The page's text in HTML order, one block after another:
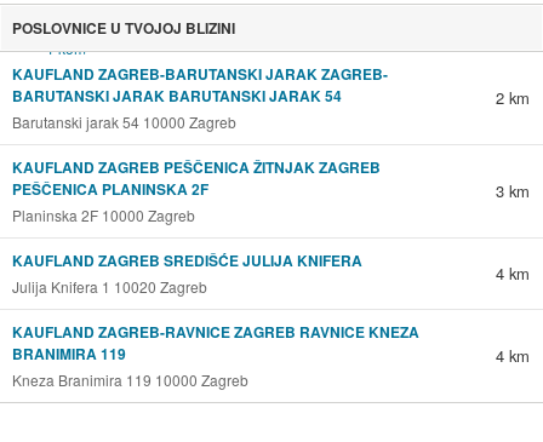
POSLOVNICE U TVOJOJ BLIZINI
KAUFLAND ZAGREB-BARUTANSKI JARAK ZAGREB-
BARUTANSKI JARAK BARUTANSKI JARAK 54
Barutanski jarak 54 10000 Zagreb
2 km
KAUFLAND ZAGREB PEŠČENICA ŽITNJAK ZAGREB
PEŠČENICA PLANINSKA 2F
Planinska 2F 10000 Zagreb
3 km
KAUFLAND ZAGREB SREDIŠĆE JULIJA KNIFERA
Julija Knifera 1 10020 Zagreb
4 km
KAUFLAND ZAGREB-RAVNICE ZAGREB RAVNICE KNEZA
BRANIMIRA 119
Kneza Branimira 119 10000 Zagreb
4 km